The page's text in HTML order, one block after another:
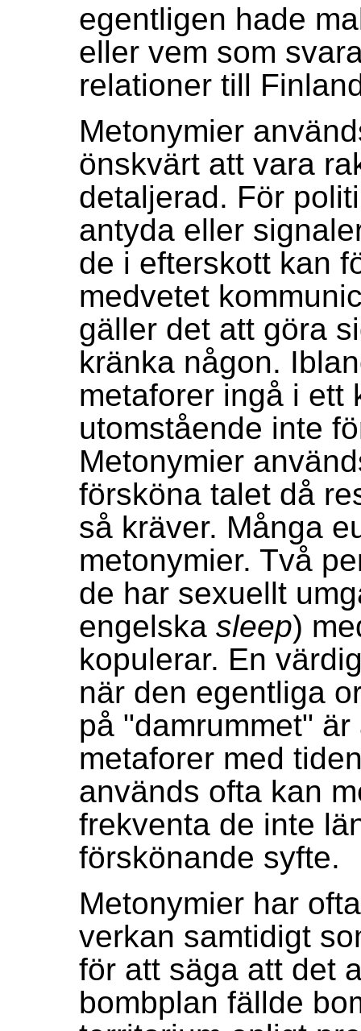
egentligen hade
eller vem som
relationer till
Metonymier
önskvärt att vara
detaljerad. För
antyda eller
de i efterskott kan
medvetet
gäller det att göra
kränka någon.
metaforer ingå i ett
utomstående inte
Metonymier
försköna talet då
så kräver. Många
metonymier. Två
de har sexuellt
engelska sleep)
kopulerar. En
när den egentliga
på "damrummet"
metaforer med
används ofta kan
frekventa de inte
förskönande syfte.
Metonymier har
verkan samtidigt
för att säga att det
bombplan fällde